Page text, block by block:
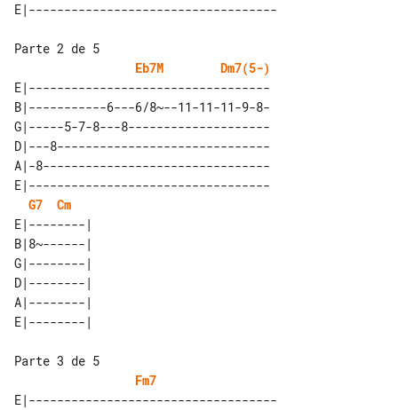
Parte 2 de 5
Eb7M
Dm7(5-)
E|----------------------------------
B|-----------6---6/8~--11-11-11-9-8-
G|-----5-7-8---8--------------------
D|---8------------------------------
A|-8--------------------------------
E|----------------------------------
G7
Cm
E|--------|
B|8~------|
G|--------|
D|--------|
A|--------|
Parte 3 de 5
Fm7
E|-----------------------------------